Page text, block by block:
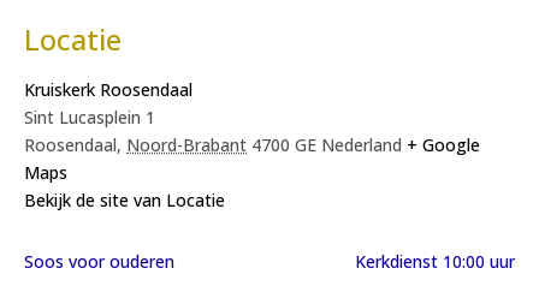
Locatie
Kruiskerk Roosendaal
Sint Lucasplein 1
Roosendaal, Noord-Brabant 4700 GE Nederland + Google
Maps
Bekijk de site van Locatie
Soos voor ouderen Kerkdienst 10:00 uur